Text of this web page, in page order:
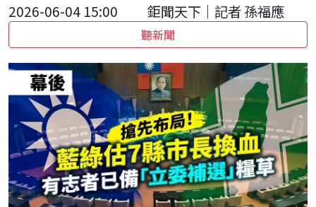
2026-06-04 15:00 鉅聞天下｜記者 孫福應
聽新聞